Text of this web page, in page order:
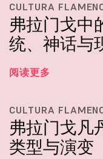
CULTURA
弗拉门戈中
统、神话与
阅读更多
CULTURA
弗拉门戈凡
类型与演变